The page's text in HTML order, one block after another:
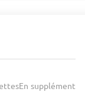
supplément